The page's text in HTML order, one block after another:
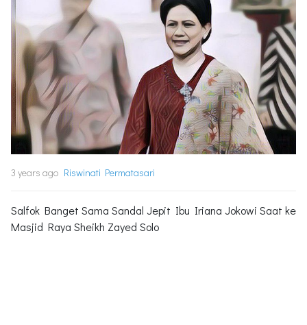
3 years ago Riswinati Permatasari
Salfok Banget Sama Sandal Jepit Ibu Iriana Jokowi Saat ke
Masjid Raya Sheikh Zayed Solo